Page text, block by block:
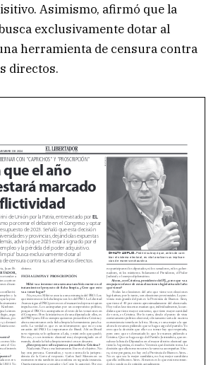
Asimismo, afirmó que la
exclusivamente dotar al
herramienta de censura contra
directos.